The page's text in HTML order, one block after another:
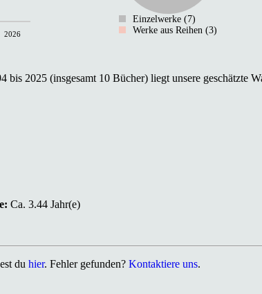
2026
Einzelwerke (7)
Werke aus Reihen (3)
2025 (insgesamt 10 Bücher) liegt unsere geschätzte
Ca. 3.44 Jahr(e)
du hier. Fehler gefunden? Kontaktiere uns.